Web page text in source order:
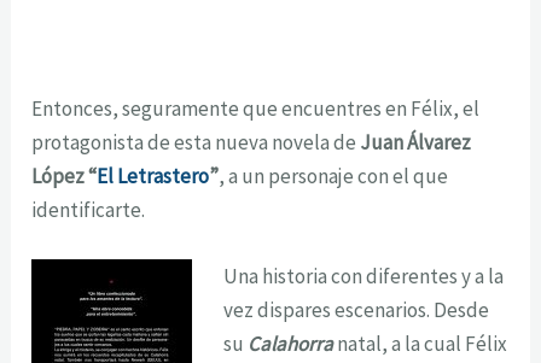
Entonces, seguramente que encuentres en Félix, el
protagonista de esta nueva novela de Juan Álvarez
López “El Letrastero”, a un personaje con el que
identificarte.
Una historia con diferentes y a la
vez dispares escenarios. Desde
su Calahorranatal, a la cual Félix